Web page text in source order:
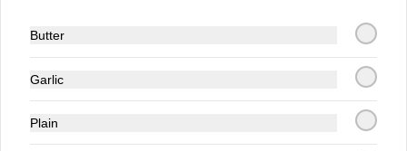
Butter
Garlic
Plain